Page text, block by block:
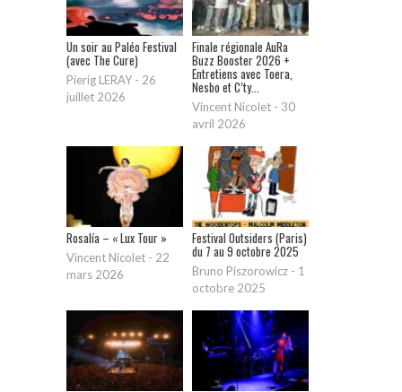
Un soir au Paléo Festival
(avec The Cure)
Pierig LERAY - 26
juillet 2026
Finale régionale AuRa
Buzz Booster 2026 +
Entretiens avec Toera,
Nesbo et C’ty...
Vincent Nicolet - 30
avril 2026
Rosalía – « Lux Tour »
Vincent Nicolet - 22
mars 2026
Festival Outsiders (Paris)
du 7 au 9 octobre 2025
Bruno Piszorowicz - 1
octobre 2025